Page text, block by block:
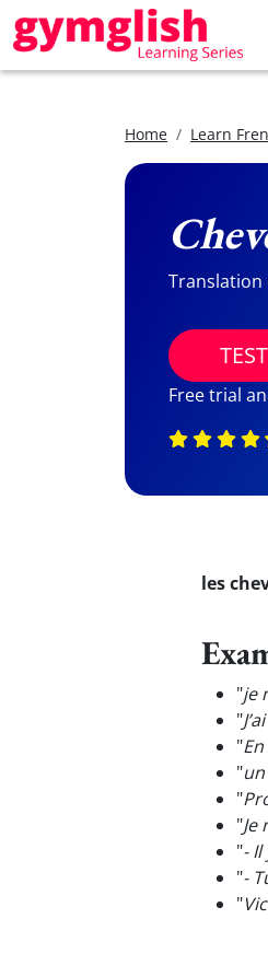
Home Learn
Translation
Free trial
les
"je
"
"
"
"
"Je
"- Il
"-
"